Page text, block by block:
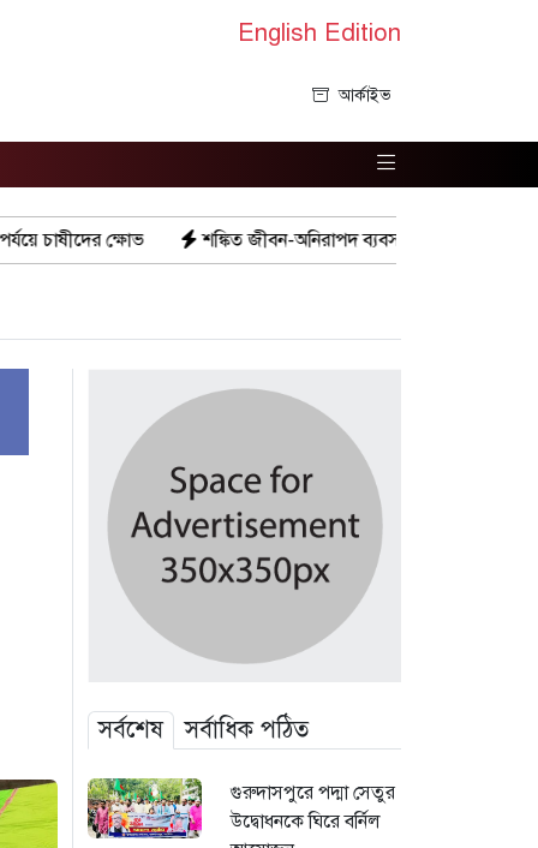
English Edition
আর্কাইভ
শঙ্কিত জীবন-অনিরাপদ ব্যবসা প্রতিষ্ঠান নিরাপত্তা চেয়ে ব্যবসায়ীর সংবাদ
সর্বশেষ সর্বাধিক পঠিত
গুরুদাসপুরে পদ্মা সেতুর
উদ্বোধনকে ঘিরে বর্নিল